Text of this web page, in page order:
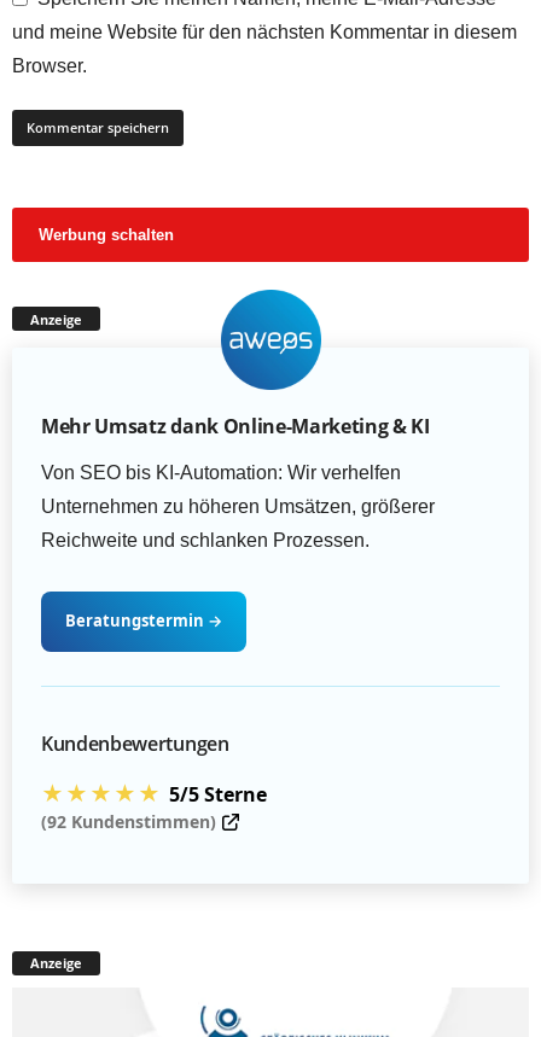
und meine Website für den nächsten Kommentar in diesem
Browser.
Werbung schalten
Anzeige
Mehr Umsatz dank Online-Marketing & KI
Von SEO bis KI-Automation: Wir verhelfen
Unternehmen zu höheren Umsätzen, größerer
Reichweite und schlanken Prozessen.
Beratungstermin →
Kundenbewertungen
★★★★★ 5/5 Sterne
(92 Kundenstimmen)
Anzeige